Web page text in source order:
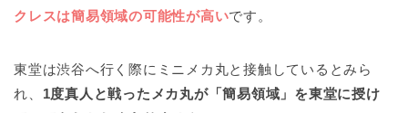
クレスは簡易領域の可能性が高いです。
東堂は渋谷へ行く際にミニメカ丸と接触しているとみら
れ、 1度真人と戦ったメカ丸が「簡易領域」を東堂に授け